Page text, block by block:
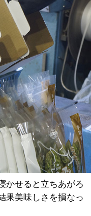
かせると立ちあがろ
果美味しさを損なっ